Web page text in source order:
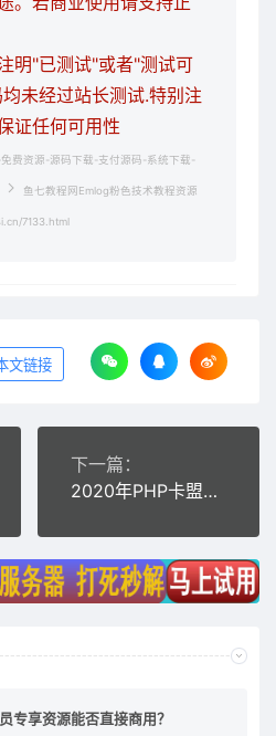
明"已测试"或者"测试可
未经过站长测试.特别注
证任何可用性
费资源-源码下载-支付源码-系统下载-
鱼七教程网Emlog粉色技术教程资源
7133.html
文链接
下一篇：
2020年PHP卡盟源码开源响应式蓝色模板
专享资源能否直接商用？